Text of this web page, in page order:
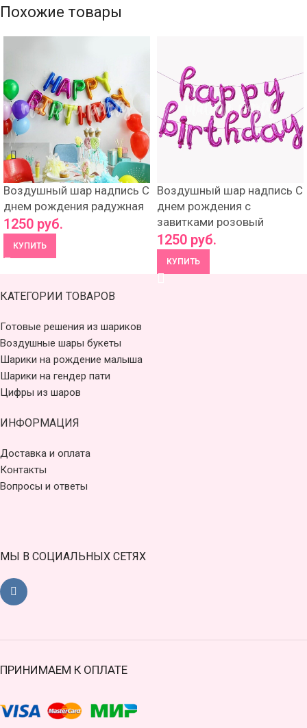
Похожие товары
Воздушный шар надпись С
днем рождения радужная
1250 руб.
КУПИТЬ
Воздушный шар надпись С
днем рождения с
завитками розовый
1250 руб.
КУПИТЬ
КАТЕГОРИИ ТОВАРОВ
Готовые решения из шариков
Воздушные шары букеты
Шарики на рождение малыша
Шарики на гендер пати
Цифры из шаров
ИНФОРМАЦИЯ
Доставка и оплата
Контакты
Вопросы и ответы
МЫ В СОЦИАЛЬНЫХ СЕТЯХ
ПРИНИМАЕМ К ОПЛАТЕ